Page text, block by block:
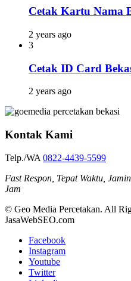
Cetak Kartu Nama
2 years ago
3
Cetak ID Card
2 years ago
Kontak Kami
Telp./WA 0822-4439-5599
Fast Respon, Tepat Waktu,
Jam
© Geo Media Percetakan. All
JasaWebSEO.com
Facebook
Instagram
Youtube
Twitter